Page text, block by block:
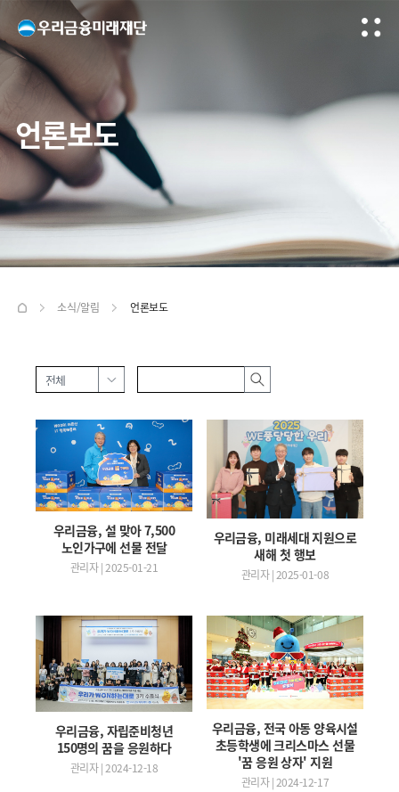
언론보도
소식/알림 언론보도
우리금융, 설 맞아 7,500
노인가구에 선물 전달
관리자 | 2025-01-21
우리금융, 미래세대 지원으로
새해 첫 행보
관리자 | 2025-01-08
우리금융, 자립준비청년
150명의 꿈을 응원하다
관리자 | 2024-12-18
우리금융, 전국 아동 양육시설
초등학생에 크리스마스 선물
'꿈 응원 상자' 지원
관리자 | 2024-12-17